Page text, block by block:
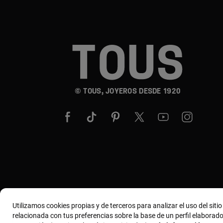
© TOUS, JOYEROS DESDE 1920
Utilizamos cookies propias y de terceros para analizar el uso del
relacionada con tus preferencias sobre la base de un perfil